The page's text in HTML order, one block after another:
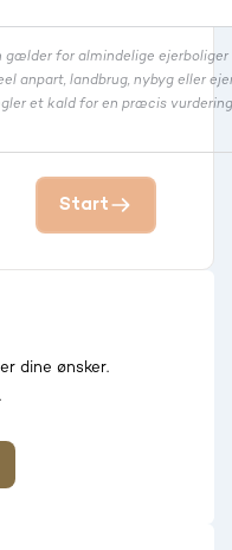
gælder for almindelige ejerboliger
anpart, landbrug, nybyg eller
et kald for en præcis
Start
dine ønsker.